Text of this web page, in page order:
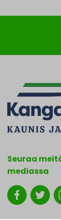
Seuraa
mediassa